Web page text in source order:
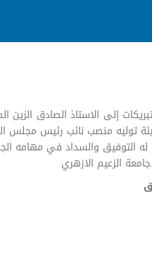
إلى الاستاذ الصادق
توليه منصب نائب رئيس مجلس
له التوفيق والسداد في مهامه
الزعيم الازهري